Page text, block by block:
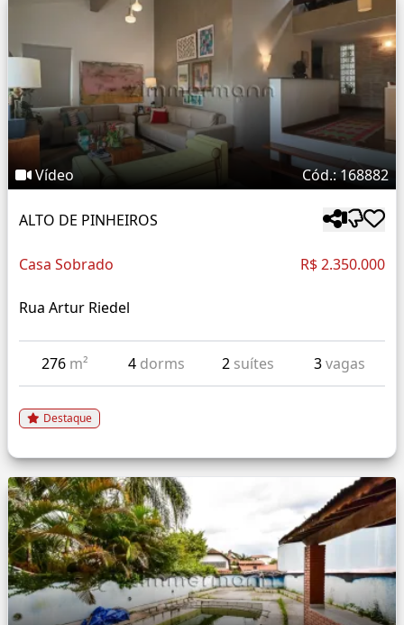
Vídeo Cód.: 168882
ALTO DE PINHEIROS
Casa Sobrado R$ 2.350.000
Rua Artur Riedel
276 m² 4 dorms 2 suítes 3vagas
Destaque